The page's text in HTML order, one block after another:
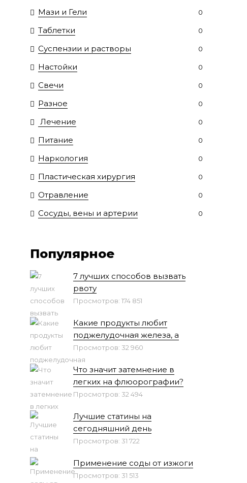
Мази и Гели 0
Таблетки 0
Суспензии и растворы 0
Настойки 0
Свечи 0
Разное 0
Лечение 0
Питание 0
Наркология 0
Пластическая хирургия 0
Отравление 0
Сосуды, вены и артерии 0
Популярное
7 лучших способов вызвать
рвоту
Просмотров: 174 851
Какие продукты любит
поджелудочная железа, а
Просмотров: 32 960
Что значит затемнение в
легких на флюорографии?
Просмотров: 32 494
Лучшие статины на
сегодняшний день
Просмотров: 31 722
Применение соды от изжоги
Просмотров: 31 513